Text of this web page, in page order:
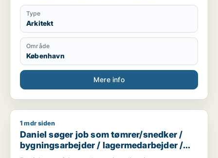
Type
Arkitekt
Område
København
Mere info
Daniel søger job som tømrer/snedker / bygningsarbejder /
1 mdr siden
Daniel søger job som tømrer/snedker /
bygningsarbejder / lagermedarbejder /
mekaniker / maskintekniker